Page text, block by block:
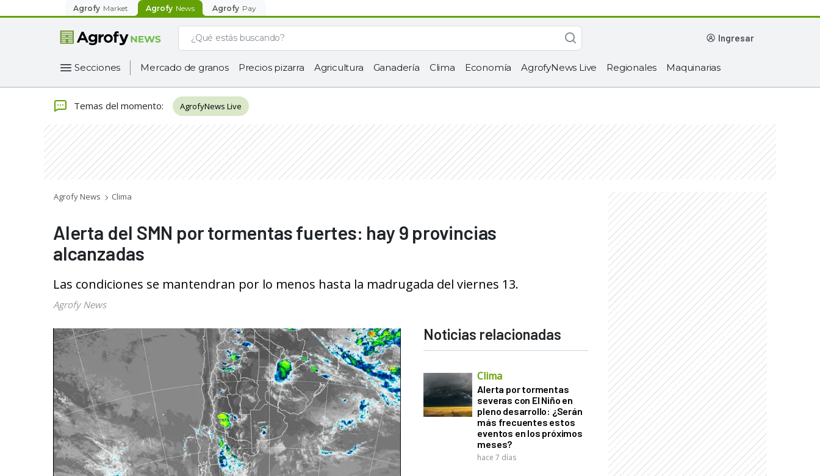
Agrofy Market Agrofy News Agrofy Pay
ingresar
Secciones Mercado de granos Precios pizarra Agricultura Ganadería Clima Economía AgrofyNews Live Regionales Maquinarias
Temas del momento: AgrofyNews Live
Agrofy News Clima
Alerta del SMN por tormentas fuertes: hay 9 provincias
alcanzadas
Las condiciones se mantendran por lo menos hasta la madrugada del viernes 13.
Agrofy News
Noticias relacionadas
Clima
Alerta por tormentas
severas con El Niño en
pleno desarrollo: ¿Serán
más frecuentes estos
eventos en los próximos
meses?
hace 7 días